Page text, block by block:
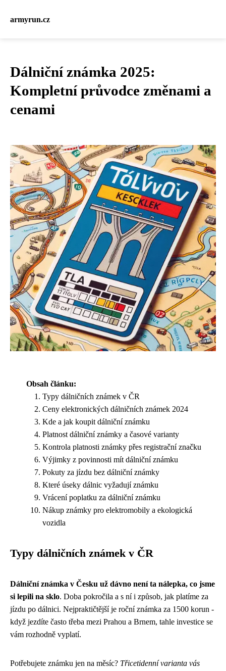
armyrun.cz
Dálniční známka 2025:
Kompletní průvodce změnami a
cenami
Obsah článku:
Typy dálničních známek v ČR
Ceny elektronických dálničních známek 2024
Kde a jak koupit dálniční známku
Platnost dálniční známky a časové varianty
Kontrola platnosti známky přes registrační značku
Výjimky z povinnosti mít dálniční známku
Pokuty za jízdu bez dálniční známky
Které úseky dálnic vyžadují známku
Vrácení poplatku za dálniční známku
Nákup známky pro elektromobily a ekologická
vozidla
Typy dálničních známek v ČR
Dálniční známka v Česku už dávno není ta nálepka, co jsme
si lepili na sklo. Doba pokročila a s ní i způsob, jak platíme za
jízdu po dálnici. Nejpraktičtější je roční známka za 1500 korun -
když jezdíte často třeba mezi Prahou a Brnem, tahle investice se
vám rozhodně vyplatí.
Potřebujete známku jen na měsíc? Třicetidenní varianta vás